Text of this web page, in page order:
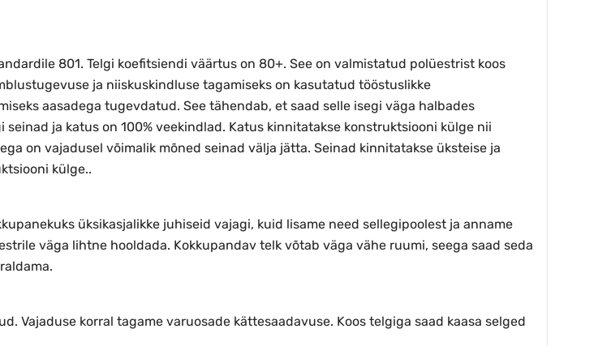
801. Telgi koefitsiendi väärtus on 80+. See on valmistatud polüestrist koos
ja niiskuskindluse tagamiseks on kasutatud tööstuslikke
aasadega tugevdatud. See tähendab, et saad selle isegi väga halbades
ja katus on 100% veekindlad. Katus kinnitatakse konstruktsiooni külge nii
on vajadusel võimalik mõned seinad välja jätta. Seinad kinnitatakse üksteise ja
külge..
üksikasjalikke juhiseid vajagi, kuid lisame need sellegipoolest ja anname
väga lihtne hooldada. Kokkupandav telk võtab väga vähe ruumi, seega saad seda
Vajaduse korral tagame varuosade kättesaadavuse. Koos telgiga saad kaasa selged